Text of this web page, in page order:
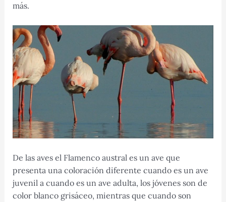
más.
De las aves el Flamenco austral es un ave que
presenta una coloración diferente cuando es un ave
juvenil a cuando es un ave adulta, los jóvenes son de
color blanco grisáceo, mientras que cuando son